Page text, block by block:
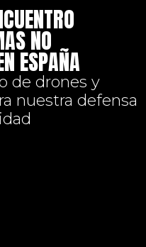
NO
ESPAÑA
de drones y
nuestra defensa